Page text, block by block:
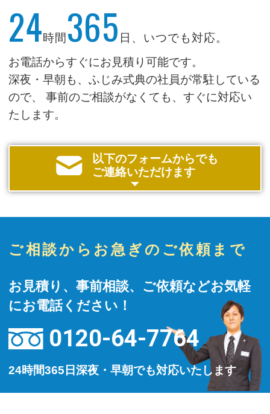
24時間 365 日、いつでも対応。
お電話からすぐにお見積り可能です。
深夜・早朝も、ふじみ式典の社員が常駐している
ので、
事前のご相談がなくても、すぐに対応い
たします。
以下のフォームからでも
ご連絡いただけます
ご相談からお急ぎのご依頼まで
お見積り、事前相談、ご依頼などお気軽
にお電話ください！
0120-64-7764
24時間365日深夜・早朝でも対応いたします